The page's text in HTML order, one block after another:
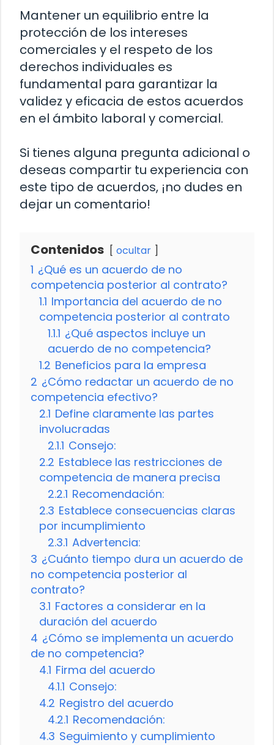
Mantener un equilibrio entre la
protección de los intereses
comerciales y el respeto de los
derechos individuales es
fundamental para garantizar la
validez y eficacia de estos acuerdos
en el ámbito laboral y comercial.
Si tienes alguna pregunta adicional o
deseas compartir tu experiencia con
este tipo de acuerdos, ¡no dudes en
dejar un comentario!
Contenidos ocultar
1 ¿Qué es un acuerdo de no
competencia posterior al contrato?
1.1 Importancia del acuerdo de no
competencia posterior al contrato
1.1.1 ¿Qué aspectos incluye un
acuerdo de no competencia?
1.2 Beneficios para la empresa
2 ¿Cómo redactar un acuerdo de no
competencia efectivo?
2.1 Define claramente las partes
involucradas
2.1.1 Consejo:
2.2 Establece las restricciones de
competencia de manera precisa
2.2.1 Recomendación:
2.3 Establece consecuencias claras
por incumplimiento
2.3.1 Advertencia:
3 ¿Cuánto tiempo dura un acuerdo de
no competencia posterior al
contrato?
3.1 Factores a considerar en la
duración del acuerdo
4 ¿Cómo se implementa un acuerdo
de no competencia?
4.1 Firma del acuerdo
4.1.1 Consejo:
4.2 Registro del acuerdo
4.2.1 Recomendación:
4.3 Seguimiento y cumplimiento